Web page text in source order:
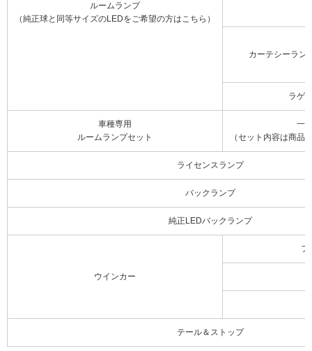
ルームランプ
（純正球と同等サイズのLEDをご希望の方はこちら）
カーテシーラン
ラゲ
車種専用
ルームランプセット
一
（セット内容は商品
ライセンスランプ
バックランプ
純正LEDバックランプ
ウインカー
フ
テール＆ストップ